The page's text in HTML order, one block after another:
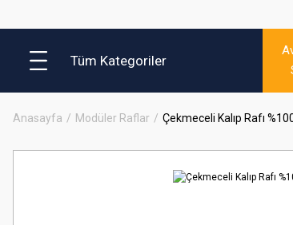
Tüm Kategoriler
Anasayfa Modüler Raflar Çekmeceli Kalıp Rafı